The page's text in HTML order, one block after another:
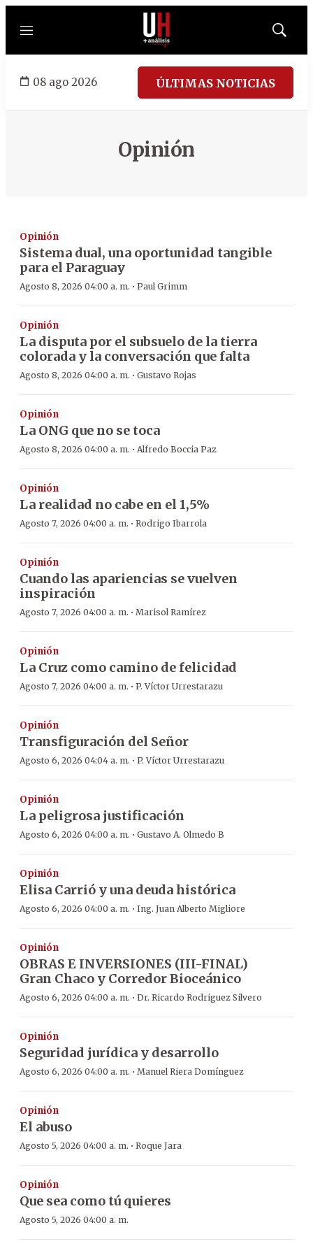
Menú
Mostrar
08 ago 2026 ÚLTIMAS NOTICIAS
Opinión
Opinión
Sistema dual, una oportunidad tangible
para el Paraguay
Agosto 8, 2026 04:00 a. m. · Paul Grimm
Opinión
La disputa por el subsuelo de la tierra
colorada y la conversación que falta
Agosto 8, 2026 04:00 a. m. · Gustavo Rojas
Opinión
La ONG que no se toca
Agosto 8, 2026 04:00 a. m. · Alfredo Boccia Paz
Opinión
La realidad no cabe en el 1,5%
Agosto 7, 2026 04:00 a. m. · Rodrigo Ibarrola
Opinión
Cuando las apariencias se vuelven
inspiración
Agosto 7, 2026 04:00 a. m. · Marisol Ramírez
Opinión
La Cruz como camino de felicidad
Agosto 7, 2026 04:00 a. m. · P. Víctor Urrestarazu
Opinión
Transfiguración del Señor
Agosto 6, 2026 04:04 a. m. · P. Víctor Urrestarazu
Opinión
La peligrosa justificación
Agosto 6, 2026 04:00 a. m. · Gustavo A. Olmedo B
Opinión
Elisa Carrió y una deuda histórica
Agosto 6, 2026 04:00 a. m. · Ing. Juan Alberto Migliore
Opinión
OBRAS E INVERSIONES (III-FINAL)
Gran Chaco y Corredor Bioceánico
Agosto 6, 2026 04:00 a. m. · Dr. Ricardo Rodriguez Silvero
Opinión
Seguridad jurídica y desarrollo
Agosto 6, 2026 04:00 a. m. · Manuel Riera Domínguez
Opinión
El abuso
Agosto 5, 2026 04:00 a. m. · Roque Jara
Opinión
Que sea como tú quieres
Agosto 5, 2026 04:00 a. m.